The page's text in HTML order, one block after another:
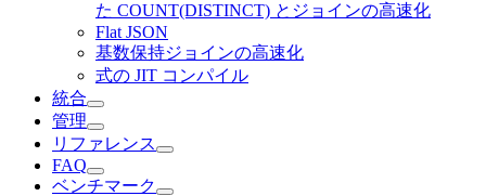
た COUNT(DISTINCT) とジョインの高速化
Flat JSON
基数保持ジョインの高速化
式の JIT コンパイル
統合
管理
リファレンス
FAQ
ベンチマーク